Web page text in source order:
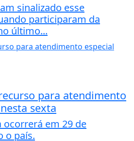
sinalizado esse
participaram da
último...
para atendimento
sexta
ocorrerá em 29 de
o país.